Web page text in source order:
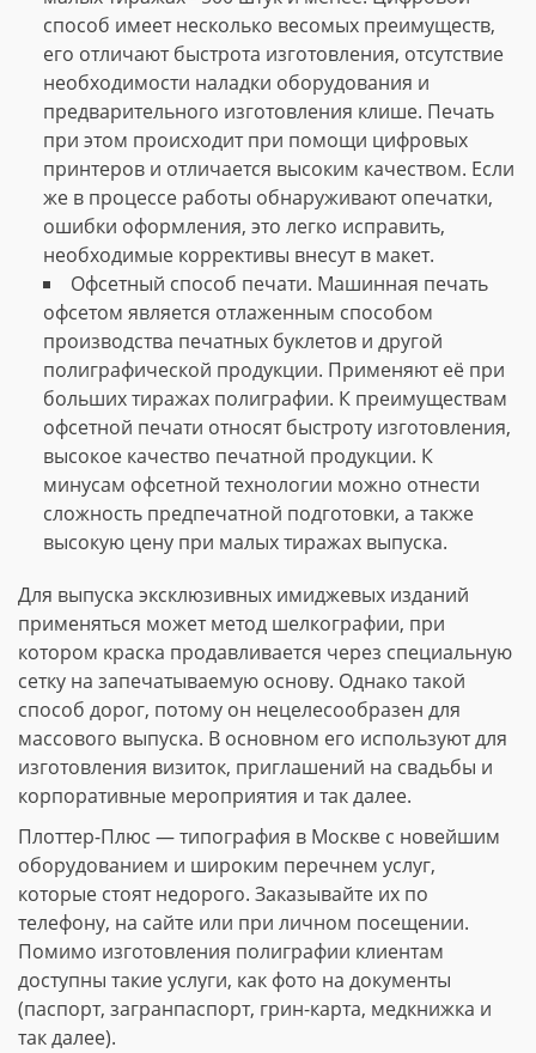
способ имеет несколько весомых преимуществ,
его отличают быстрота изготовления, отсутствие
необходимости наладки оборудования и
предварительного изготовления клише. Печать
при этом происходит при помощи цифровых
принтеров и отличается высоким качеством. Если
же в процессе работы обнаруживают опечатки,
ошибки оформления, это легко исправить,
необходимые коррективы внесут в макет.
Офсетный способ печати. Машинная печать
офсетом является отлаженным способом
производства печатных буклетов и другой
полиграфической продукции. Применяют её при
больших тиражах полиграфии. К преимуществам
офсетной печати относят быстроту изготовления,
высокое качество печатной продукции. К
минусам офсетной технологии можно отнести
сложность предпечатной подготовки, а также
высокую цену при малых тиражах выпуска.
Для выпуска эксклюзивных имиджевых изданий
применяться может метод шелкографии, при
котором краска продавливается через специальную
сетку на запечатываемую основу. Однако такой
способ дорог, потому он нецелесообразен для
массового выпуска. В основном его используют для
изготовления визиток, приглашений на свадьбы и
корпоративные мероприятия и так далее.
Плоттер-Плюс — типография в Москве с новейшим
оборудованием и широким перечнем услуг,
которые стоят недорого. Заказывайте их по
телефону, на сайте или при личном посещении.
Помимо изготовления полиграфии клиентам
доступны такие услуги, как фото на документы
(паспорт, загранпаспорт, грин-карта, медкнижка и
так далее).